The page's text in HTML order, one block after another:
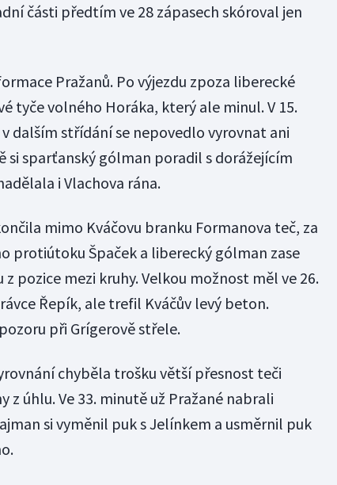
části předtím ve 28 zápasech skóroval jen
Pražanů. Po výjezdu zpoza liberecké
tyče volného Horáka, který ale minul. V 15.
dalším střídání se nepovedlo vyrovnat ani
si sparťanský gólman poradil s dorážejícím
i Vlachova rána.
mimo Kváčovu branku Formanova teč, za
protiútoku Špaček a liberecký gólman zase
pozice mezi kruhy. Velkou možnost měl ve 26.
Řepík, ale trefil Kváčův levý beton.
při Grígerově střele.
chyběla trošku větší přesnost teči
z úhlu. Ve 33. minutě už Pražané nabrali
si vyměnil puk s Jelínkem a usměrnil puk